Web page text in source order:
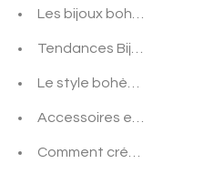
en hiver
joaillier, la tendance à
ne s'improvise pas !
pour sublimer votre look
Chic pour cet été
Les bijoux bohèmes chics
Tendances Bijoux
Le style bohème s’invite
Accessoires et
Comment créer une